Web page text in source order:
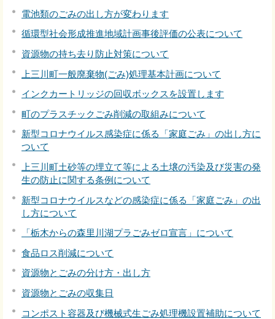
電池類のごみの出し方が変わります
循環型社会形成推進地域計画事後評価の公表について
資源物の持ち去り防止対策について
上三川町一般廃棄物(ごみ)処理基本計画について
インクカートリッジの回収ボックスを設置します
町のプラスチックごみ削減の取組みについて
新型コロナウイルス感染症に係る「家庭ごみ」の出し方に
ついて
上三川町土砂等の埋立て等による土壌の汚染及び災害の発
生の防止に関する条例について
新型コロナウイルスなどの感染症に係る「家庭ごみ」の出
し方について
「栃木からの森里川湖プラごみゼロ宣言」について
食品ロス削減について
資源物とごみの分け方・出し方
資源物とごみの収集日
コンポスト容器及び機械式生ごみ処理機設置補助について